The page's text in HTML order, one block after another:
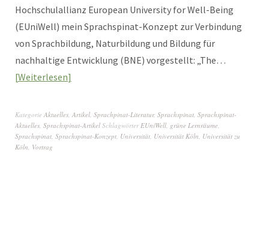
Hochschulallianz European University for Well-Being
(EUniWell) mein Sprachspinat-Konzept zur Verbindung
von Sprachbildung, Naturbildung und Bildung für
nachhaltige Entwicklung (BNE) vorgestellt: „The…
Weiterlesen
Kategorie Aktuelles Artikel Sprachpinat-Literatur, Sprachspinat Sprachspinat-
Aktuelles Sprachspinat-Artikel Schlagwörter EUniWell grüne Lernräume
Sprachspinat Sprachspinat-Konzept Universität Universität Köln Universität zu
Köln Vortrag